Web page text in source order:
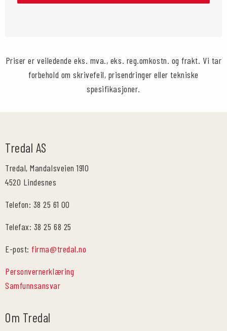
Priser er veiledende eks. mva., eks. reg.omkostn. og frakt. Vi tar
forbehold om skrivefeil, prisendringer eller tekniske
spesifikasjoner.
Tredal AS
Tredal, Mandalsveien 1910
4520 Lindesnes
Telefon: 38 25 61 00
Telefax: 38 25 68 25
E-post:firma@tredal.no
Personvernerklæring
Samfunnsansvar
Om Tredal